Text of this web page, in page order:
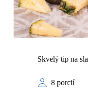
Skvelý tip na
8 porcií